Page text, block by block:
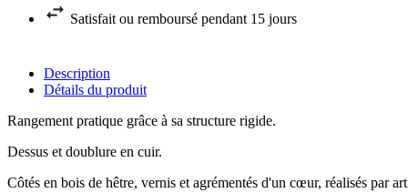
Satisfait ou remboursé pendant 15 jours
Description
Détails du produit
Rangement pratique grâce à sa structure rigide.
Dessus et doublure en cuir.
Côtés en bois de hêtre, vernis et agrémentés d'un cœur, réalisés par